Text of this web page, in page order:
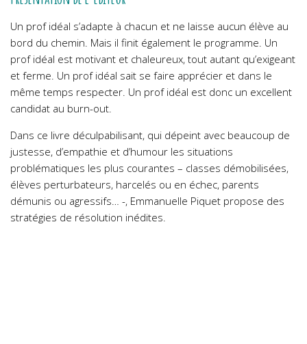
Un prof idéal s’adapte à chacun et ne laisse aucun élève au
bord du chemin. Mais il finit également le programme. Un
prof idéal est motivant et chaleureux, tout autant qu’exigeant
et ferme. Un prof idéal sait se faire apprécier et dans le
même temps respecter. Un prof idéal est donc un excellent
candidat au burn-out.
Dans ce livre déculpabilisant, qui dépeint avec beaucoup de
justesse, d’empathie et d’humour les situations
problématiques les plus courantes – classes démobilisées,
élèves perturbateurs, harcelés ou en échec, parents
démunis ou agressifs… -, Emmanuelle Piquet propose des
stratégies de résolution inédites.